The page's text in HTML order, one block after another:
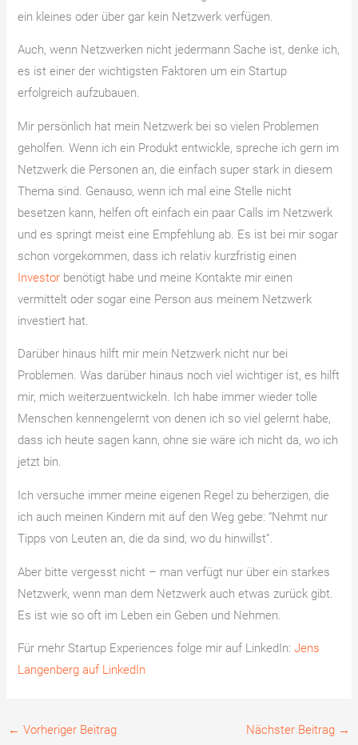
ein kleines oder über gar kein Netzwerk verfügen.
Auch, wenn Netzwerken nicht jedermann Sache ist, denke ich,
es ist einer der wichtigsten Faktoren um ein Startup
erfolgreich aufzubauen.
Mir persönlich hat mein Netzwerk bei so vielen Problemen
geholfen. Wenn ich ein Produkt entwickle, spreche ich gern im
Netzwerk die Personen an, die einfach super stark in diesem
Thema sind. Genauso, wenn ich mal eine Stelle nicht
besetzen kann, helfen oft einfach ein paar Calls im Netzwerk
und es springt meist eine Empfehlung ab. Es ist bei mir sogar
schon vorgekommen, dass ich relativ kurzfristig einen
Investor benötigt habe und meine Kontakte mir einen
vermittelt oder sogar eine Person aus meinem Netzwerk
investiert hat.
Darüber hinaus hilft mir mein Netzwerk nicht nur bei
Problemen. Was darüber hinaus noch viel wichtiger ist, es hilft
mir, mich weiterzuentwickeln. Ich habe immer wieder tolle
Menschen kennengelernt von denen ich so viel gelernt habe,
dass ich heute sagen kann, ohne sie wäre ich nicht da, wo ich
jetzt bin.
Ich versuche immer meine eigenen Regel zu beherzigen, die
ich auch meinen Kindern mit auf den Weg gebe: “Nehmt nur
Tipps von Leuten an, die da sind, wo du hinwillst”.
Aber bitte vergesst nicht – man verfügt nur über ein starkes
Netzwerk, wenn man dem Netzwerk auch etwas zurück gibt.
Es ist wie so oft im Leben ein Geben und Nehmen.
Für mehr Startup Experiences folge mir auf LinkedIn:Jens
Langenberg auf LinkedIn
← Vorheriger Beitrag Nächster Beitrag →